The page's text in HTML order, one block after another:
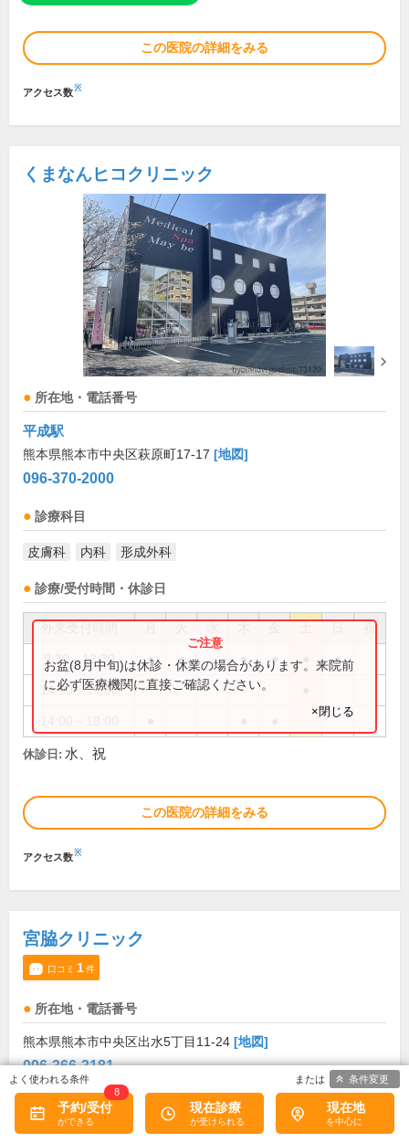
この医院の詳細をみる
アクセス数※
くまなんヒコクリニック
所在地・電話番号
平成駅
熊本県熊本市中央区萩原町17-17 [地図]
096-370-2000
診療科目
皮膚科 内科 形成外科
診療/受付時間・休診日
祝
9:30～12:30 ● ● ● ● ●
14:00～16:30
お盆(8月中旬)は休診・休業の場合があります。来院前
に必ず医療機関に直接ご確認ください。
×閉じる
休診日: 水、祝
この医院の詳細をみる
アクセス数※
宮脇クリニック
口コミ 1件
所在地・電話番号
熊本県熊本市中央区出水5丁目11-24 [地図]
096-366-3181
診療科目
予約/受付
8
現在診療 現在地
条件変更